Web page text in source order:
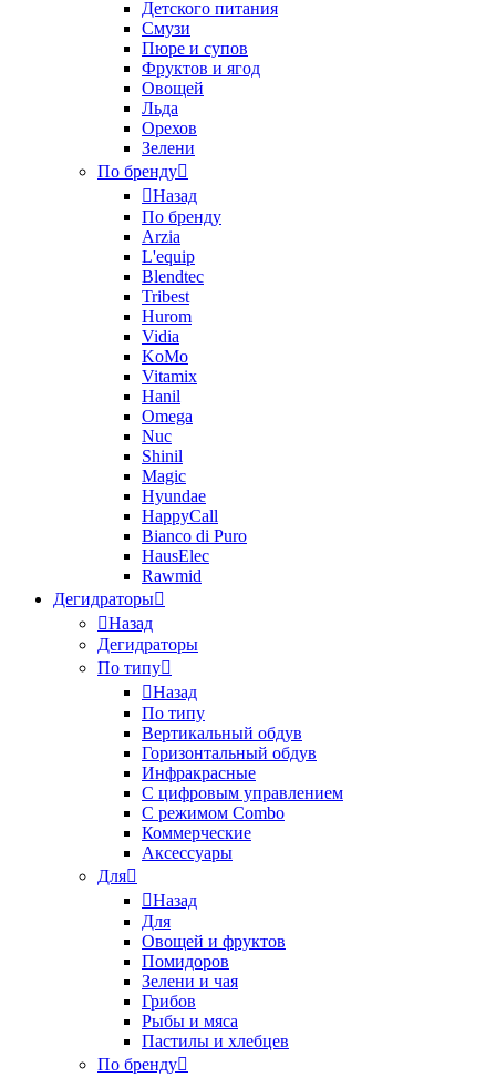
Детского питания
Смузи
Пюре и супов
Фруктов и ягод
Овощей
Льда
Орехов
Зелени
По бренду
Назад
По бренду
Arzia
L'equip
Blendtec
Tribest
Hurom
Vidia
KoMo
Vitamix
Hanil
Omega
Nuc
Shinil
Magic
Hyundae
HappyCall
Bianco di Puro
HausElec
Rawmid
Дегидраторы
Назад
Дегидраторы
По типу
Назад
По типу
Вертикальный обдув
Горизонтальный обдув
Инфракрасные
С цифровым управлением
С режимом Combo
Коммерческие
Аксессуары
Для
Назад
Для
Овощей и фруктов
Помидоров
Зелени и чая
Грибов
Рыбы и мяса
Пастилы и хлебцев
По бренду